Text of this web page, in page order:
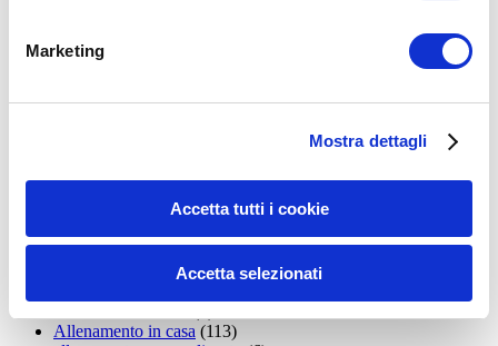
Marketing
Mostra dettagli
Accetta tutti i cookie
Accetta selezionati
15WORKOUT
Allenamento aerobico(16)
Allenamento Donne(75)
Allenamento in casa (113)